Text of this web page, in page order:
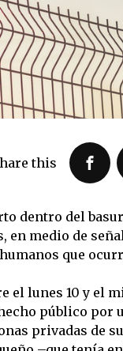
this
dentro del
en medio de
que
el lunes 10 y el
público por
privadas de